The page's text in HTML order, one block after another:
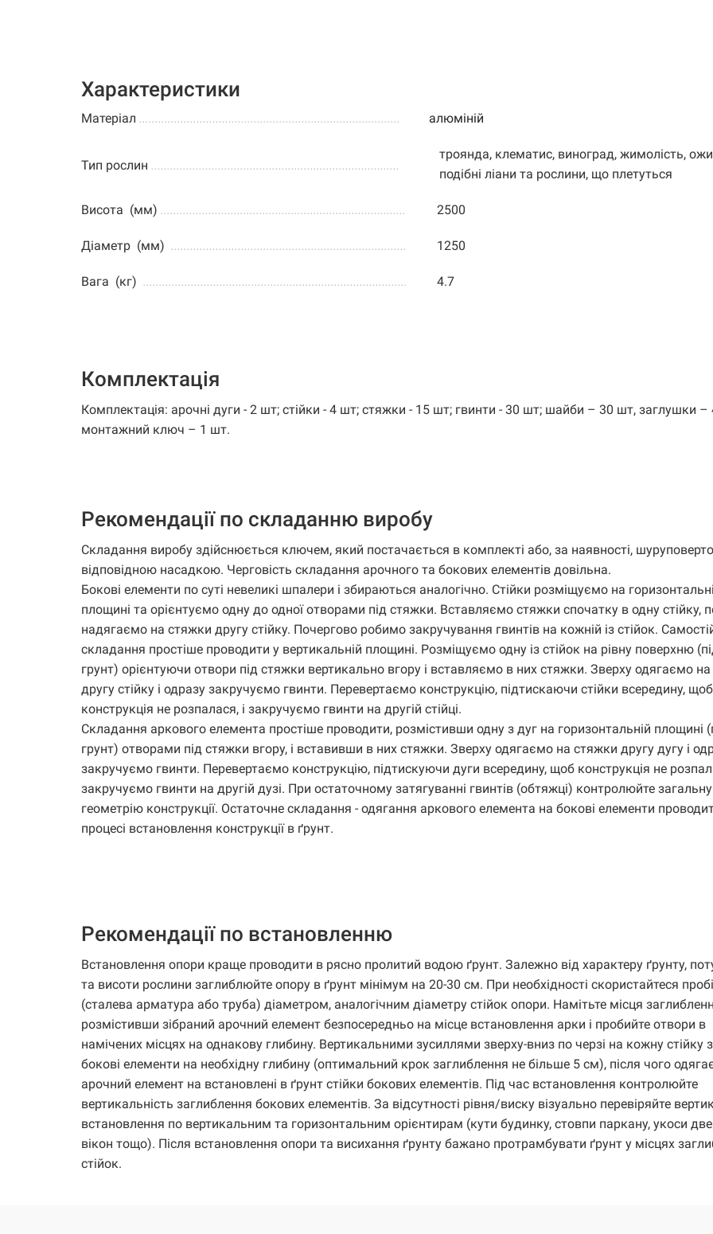
Характеристики
Матеріал .................................................................................. алюміній
Тип рослин ..............................................................................
троянда, клематис, виноград, жимолість,
подібні ліани та рослини, що плетуться
Висота (мм) ............................................................................. 2500
Діаметр (мм) .......................................................................... 1250
Вага (кг) ................................................................................... 4.7
Комплектація
Комплектація: арочні дуги - 2 шт; стійки - 4 шт; стяжки - 15 шт; гвинти - 30 шт; шайби – 30 шт, заглушки –
монтажний ключ – 1 шт.
Рекомендації по складанню виробу
Складання виробу здійснюється ключем, який постачається в комплекті або, за наявності,
відповідною насадкою. Черговість складання арочного та бокових елементів довільна.
Бокові елементи по суті невеликі шпалери і збираються аналогічно. Стійки розміщуємо на
площині та орієнтуємо одну до одної отворами під стяжки. Вставляємо стяжки спочатку в одну стійку,
надягаємо на стяжки другу стійку. Почергово робимо закручування гвинтів на кожній із стійок.
складання простіше проводити у вертикальній площині. Розміщуємо одну із стійок на рівну поверхню
грунт) орієнтуючи отвори під стяжки вертикально вгору і вставляємо в них стяжки. Зверху одягаємо
другу стійку і одразу закручуємо гвинти. Перевертаємо конструкцію, підтискаючи стійки всередину, щоб
конструкція не розпалася, і закручуємо гвинти на другій стійці.
Складання аркового елемента простіше проводити, розмістивши одну з дуг на горизонтальній площині
грунт) отворами під стяжки вгору, і вставивши в них стяжки. Зверху одягаємо на стяжки другу дугу і
закручуємо гвинти. Перевертаємо конструкцію, підтискуючи дуги всередину, щоб конструкція не
закручуємо гвинти на другій дузі. При остаточному затягуванні гвинтів (обтяжці) контролюйте загальну
геометрію конструкції. Остаточне складання - одягання аркового елемента на бокові елементи
процесі встановлення конструкції в ґрунт.
Рекомендації по встановленню
Встановлення опори краще проводити в рясно пролитий водою ґрунт. Залежно від характеру ґрунту,
та висоти рослини заглиблюйте опору в ґрунт мінімум на 20-30 см. При необхідності скористайтеся
(сталева арматура або труба) діаметром, аналогічним діаметру стійок опори. Намітьте місця
розмістивши зібраний арочний елемент безпосередньо на місце встановлення арки і пробийте отвори в
намічених місцях на однакову глибину. Вертикальними зусиллями зверху-вниз по черзі на кожну стійку
бокові елементи на необхідну глибину (оптимальний крок заглиблення не більше 5 см), після чого
арочний елемент на встановлені в ґрунт стійки бокових елементів. Під час встановлення контролюйте
вертикальність заглиблення бокових елементів. За відсутності рівня/виску візуально перевіряйте
встановлення по вертикальним та горизонтальним орієнтирам (кути будинку, стовпи паркану, укоси
вікон тощо). Після встановлення опори та висихання ґрунту бажано протрамбувати ґрунт у місцях
стійок.